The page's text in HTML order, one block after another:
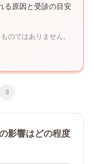
る原因と受診の目安
のではありません。
4
影響はどの程度